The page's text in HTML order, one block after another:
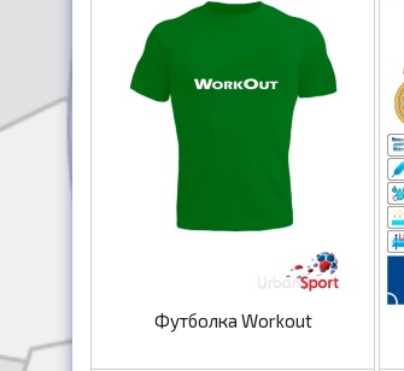
Футболка Workout